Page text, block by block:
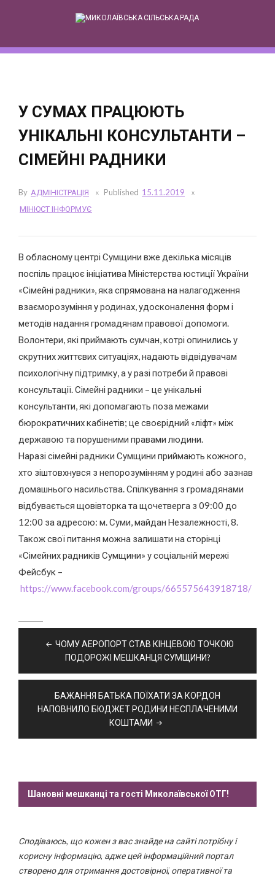
to
У СУМАХ ПРАЦЮЮТЬ
УНІКАЛЬНІ КОНСУЛЬТАНТИ –
СІМЕЙНІ РАДНИКИ
By АДМІНІСТРАЦІЯ Published 15.11.2019
МІНЮСТ ІНФОРМУЄ
В обласному центрі Сумщини вже декілька місяців
поспіль працює ініціатива Міністерства юстиції України
«Сімейні радники», яка спрямована на налагодження
взаєморозуміння у родинах, удосконалення форм і
методів надання громадянам правової допомоги.
Волонтери, які приймають сумчан, котрі опинились у
скрутних життєвих ситуаціях, надають відвідувачам
психологічну підтримку, а у разі потреби й правові
консультації. Сімейні радники – це унікальні
консультанти, які допомагають поза межами
бюрократичних кабінетів; це своєрідний «ліфт» між
державою та порушеними правами людини.
Наразі сімейні радники Сумщини приймають кожного,
хто зіштовхнувся з непорозумінням у родині або зазнав
домашнього насильства. Спілкування з громадянами
відбувається щовівторка та щочетверга з 09:00 до
12:00 за адресою: м. Суми, майдан Незалежності, 8.
Також свої питання можна залишати на сторінці
«Сімейних радників Сумщини» у соціальній мережі
Фейсбук –
https://www.facebook.com/groups/665575643918718/
записівЧОМУ АЕРОПОРТ СТАВ КІНЦЕВОЮ ТОЧКОЮ
ПОДОРОЖІ МЕШКАНЦЯ СУМЩИНИ?
БАЖАННЯ БАТЬКА ПОЇХАТИ ЗА КОРДОН
НАПОВНИЛО БЮДЖЕТ РОДИНИ НЕСПЛАЧЕНИМИ
КОШТАМИ
Шановні мешканці та гості Миколаївської ОТГ!
Сподіваюсь, що кожен з вас знайде на сайті потрібну і
корисну інформацію, адже цей інформаційний портал
створено для отримання достовірної, оперативної та